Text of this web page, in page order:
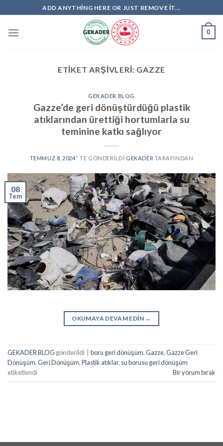
to
content
ADD ANYTHING HERE OR JUST REMOVE IT...
0
ETIKET ARŞIVLERI: GAZZE
GEKADER BLOG
Gazze’de geri dönüştürdüğü plastik
atıklarından ürettiği hortumlarla su
teminine katkı sağlıyor
TEMMUZ 8, 2024’' TE GÖNDERILDI GEKADER TARAFINDAN
08
Tem
OKUMAYA DEVAM EDIN →
GEKADER BLOG gönderildi boru geri dönüşüm,Gazze,Gazze Geri
Dönüşüm,Geri Dönüşüm,Plastik atıklar, su borusu geri dönüşüm
etiketlendi
Bir yorum bırak